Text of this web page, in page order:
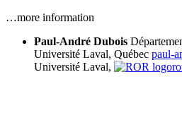
…more information
Paul-André Dubois
Université Laval, Québec paul-
Université Laval,